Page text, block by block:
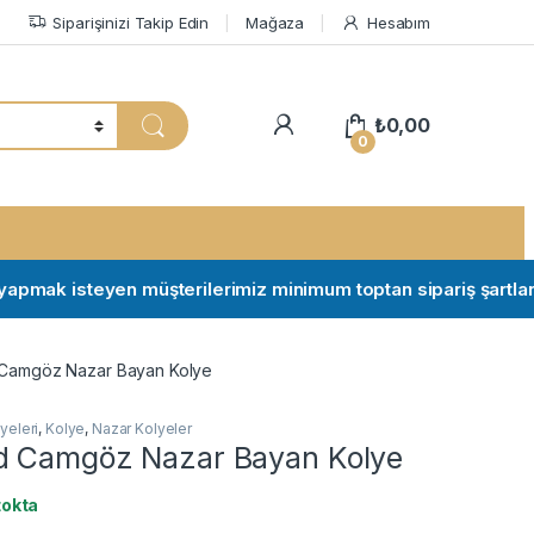
Siparişinizi Takip Edin Mağaza Hesabım
My Account
0
₺0,00
isteyen müşterilerimiz minimum toptan sipariş şartları
Nazar Bayan Kolye
, Kolye, Nazar Kolyeler
Camgöz Nazar Bayan Kolye